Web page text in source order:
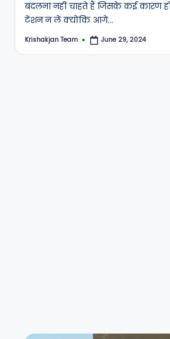
बदलना नहीं चाहते हैं जिसके कई कारण
टेंशन न लें क्योंकि आगे…
Posted
Krishakjan Team June 29, 2024